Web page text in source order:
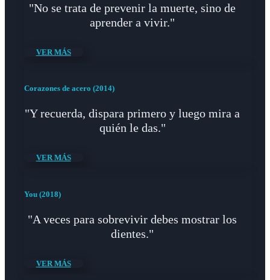
"No se trata de prevenir la muerte, sino de
aprender a vivir."
VER MÁS
Corazones de acero (2014)
"Y recuerda, dispara primero y luego mira a
quién le das."
VER MÁS
You (2018)
"A veces para sobrevivir debes mostrar los
dientes."
VER MÁS